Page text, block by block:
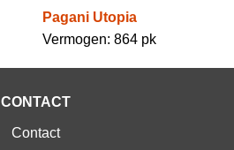
Pagani Utopia
Vermogen: 864 pk
CONTACT
Contact